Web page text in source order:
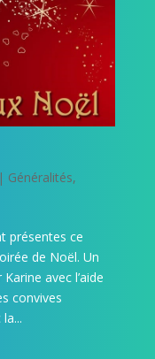
| Généralités,
présentes ce
de Noël. Un
avec l’aide
convives